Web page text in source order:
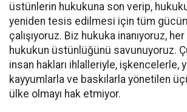
üstünlerin hukukuna son verip,
yeniden tesis edilmesi için tüm
çalışıyoruz. Biz hukuka inanıyoruz,
hukukun üstünlüğünü savunuyoruz.
insan hakları ihlalleriyle, işkencelerle,
kayyumlarla ve baskılarla yönetilen
ülke olmayı hak etmiyor.